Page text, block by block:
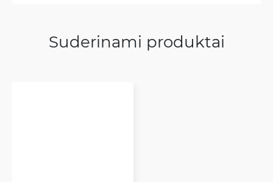
Suderinami produktai